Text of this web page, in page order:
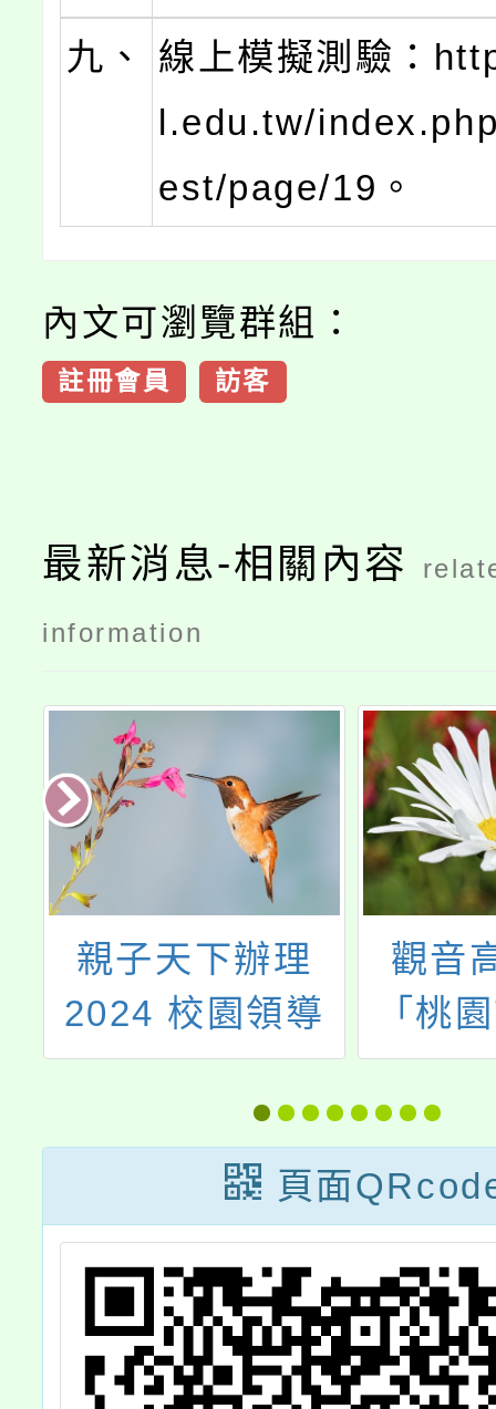
九、
線上模擬測驗：
l.edu.tw/
est/page/19。
內文可瀏覽群組：
註冊會員 訪客
最新消息-相關內容
information
親子天下辦理
2024 校園領導
力工作坊
觀音
「桃
度中
育校
力認
頁面